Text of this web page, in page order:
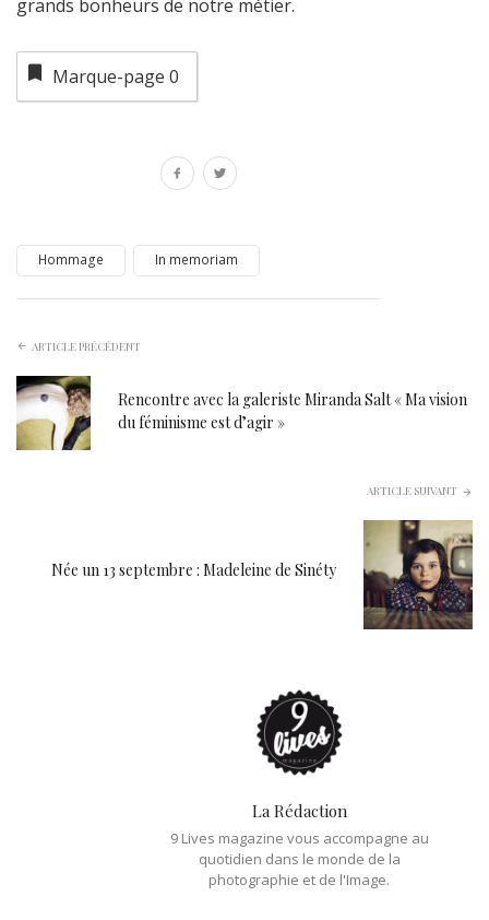
grands bonheurs de notre métier.
Marque-page 0
Hommage In memoriam
ARTICLE PRÉCÉDENT
Rencontre avec la galeriste Miranda Salt « Ma vision
du féminisme est d’agir »
ARTICLE SUIVANT
Née un 13 septembre : Madeleine de Sinéty
La Rédaction
9 Lives magazine vous accompagne au
quotidien dans le monde de la
photographie et de l'Image.